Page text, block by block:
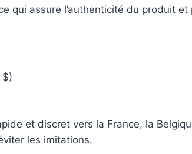
qui assure l’authenticité du produit
$)
et discret vers la France, la
les imitations.